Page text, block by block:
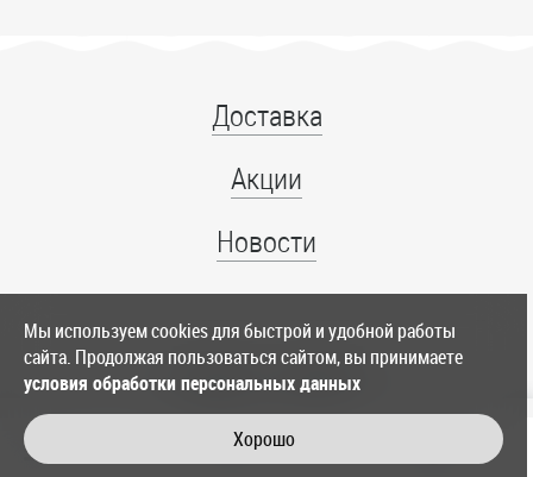
Доставка
Акции
Новости
+7 (4012) 39-86-11
служба доставки
Мы используем cookies для быстрой и удобной работы
сайта. Продолжая пользоваться сайтом, вы принимаете
условия обработки персональных данных
Хорошо